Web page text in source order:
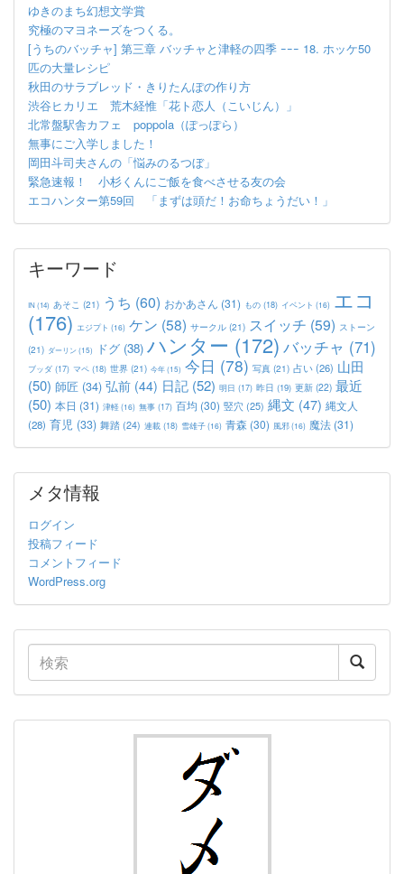
ゆきのまち幻想文学賞
究極のマヨネーズをつくる。
[うちのバッチャ] 第三章 バッチャと津軽の四季 ｰｰｰ 18. ホッケ50
匹の大量レシピ
秋田のサラブレッド・きりたんぽの作り方
渋谷ヒカリエ 荒木経惟「花ト恋人（こいじん）」
北常盤駅舎カフェ poppola（ぽっぽら）
無事にご入学しました！
岡田斗司夫さんの「悩みのるつぼ」
緊急速報！ 小杉くんにご飯を食べさせる友の会
エコハンター第59回 「まずは頭だ！お命ちょうだい！」
キーワード
IN(14) あそこ (21) うち (60) おかあさん (31) もの (18) イベント (16) エコ
(176) エジプト (16) ケン (58) サークル (21) スイッチ (59) ストーン
(21) ダーリン(15) ドグ (38) ハンター (172) バッチャ (71)
ブッダ (17) マペ (18) 世界 (21) 今年(15) 今日 (78) 写真 (21) 占い(26) 山田
(50) 師匠 (34) 弘前 (44) 日記 (52) 明日 (17) 昨日 (19) 更新 (22) 最近
(50) 本日 (31) 津軽(16) 無事 (17) 百均 (30) 竪穴 (25) 縄文 (47) 縄文人
(28) 育児 (33) 舞踏 (24) 連載 (18) 雪雄子(16) 青森 (30) 風邪(16) 魔法 (31)
メタ情報
ログイン
投稿フィード
コメントフィード
WordPress.org